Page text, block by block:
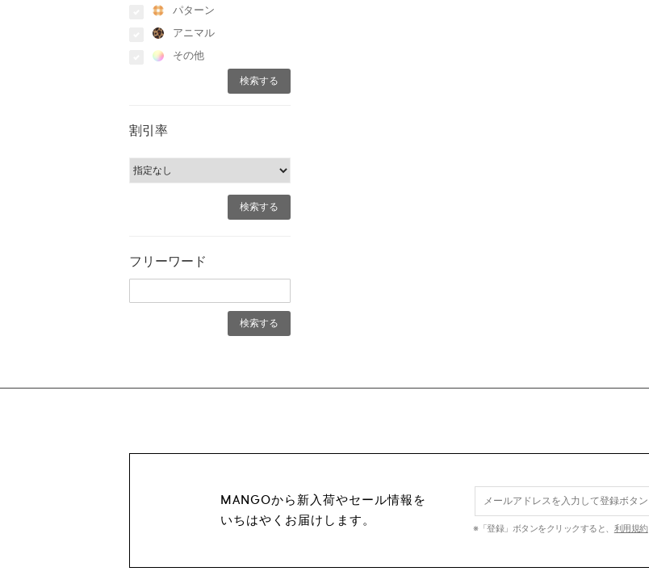
パターン
アニマル
その他
割引率
フリーワード
MANGOから新入荷やセール情報を
いちはやくお届けします。
※「登録」ボタンをクリックすると、 利用規約